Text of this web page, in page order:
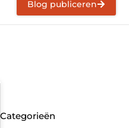
Blog publiceren
Categorieën